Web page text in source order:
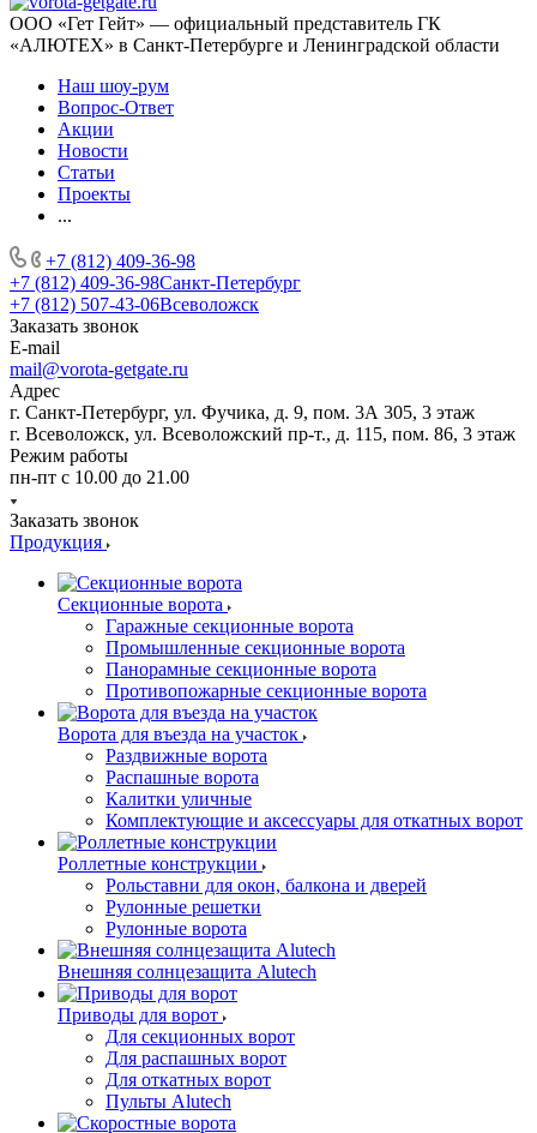
ООО «Гет Гейт» — официальный представитель ГК
«АЛЮТЕХ» в Санкт-Петербурге и Ленинградской области
Наш шоу-рум
Вопрос-Ответ
Акции
Новости
Статьи
Проекты
...
+7 (812) 409-36-98
+7 (812) 409-36-98Санкт-Петербург
+7 (812) 507-43-06Всеволожск
Заказать звонок
E-mail
mail@vorota-getgate.ru
Адрес
г. Санкт-Петербург, ул. Фучика, д. 9, пом. 3А 305, 3 этаж
г. Всеволожск, ул. Всеволожский пр-т., д. 115, пом. 86, 3 этаж
Режим работы
пн-пт c 10.00 до 21.00
Заказать звонок
Продукция
Секционные ворота
Гаражные секционные ворота
Промышленные секционные ворота
Панорамные секционные ворота
Противопожарные секционные ворота
Ворота для въезда на участок
Раздвижные ворота
Распашные ворота
Калитки уличные
Комплектующие и аксессуары для откатных ворот
Роллетные конструкции
Рольставни для окон, балкона и дверей
Рулонные решетки
Рулонные ворота
Внешняя солнцезащита Alutech
Приводы для ворот
Для секционных ворот
Для распашных ворот
Для откатных ворот
Пульты Alutech